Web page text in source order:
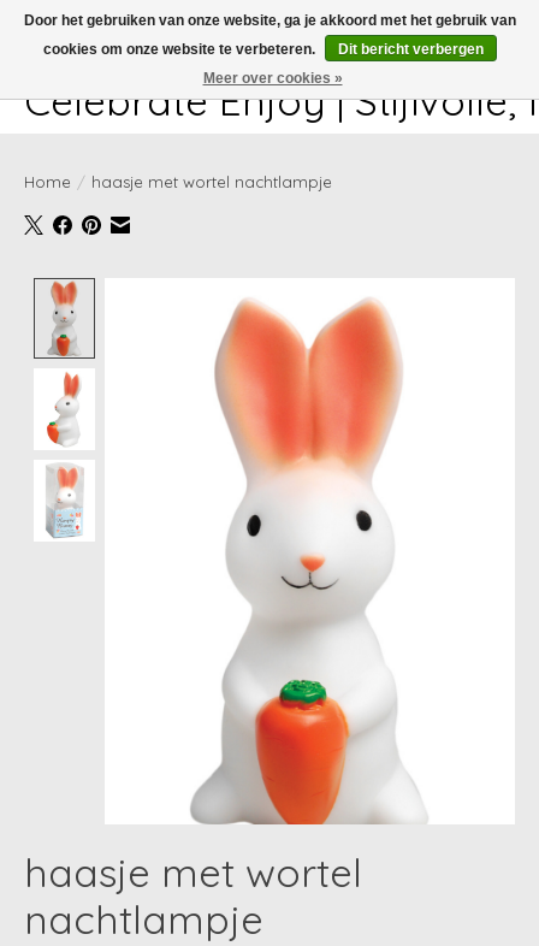
White-glove delivery available at checkout!
Celebrate Enjoy |
Home / haasje met wortel nachtlampje
haasje met wortel
nachtlampje
Door het gebruiken van onze website, ga je akkoord met het gebruik van
cookies om onze website te verbeteren.
Dit bericht verbergen
Meer over cookies »